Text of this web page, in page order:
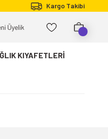
Kargo Takibi
Üyelik
KIYAFETLERİ